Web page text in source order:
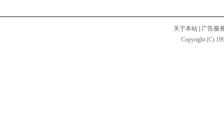
关于本站
广告服
Copyright (C)